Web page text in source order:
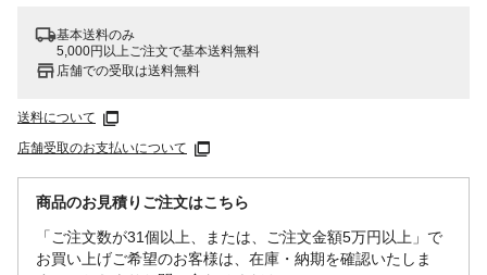
基本送料のみ
5,000円以上ご注文で基本送料無料
店舗での受取は送料無料
送料について
店舗受取のお支払いについて
商品のお見積りご注文はこちら
「ご注文数が31個以上、または、ご注文金額5万円以上」で
お買い上げご希望のお客様は、在庫・納期を確認いたしま